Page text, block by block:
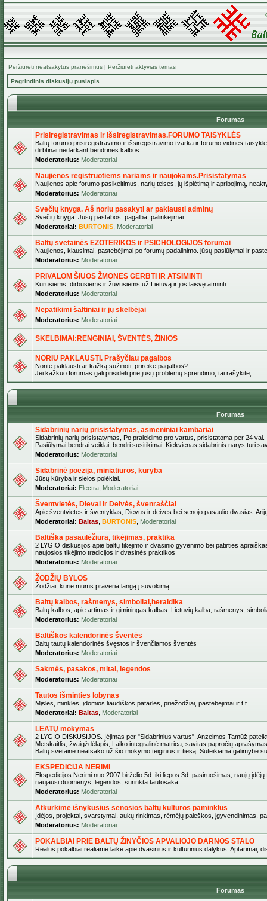
Peržiūrėti neatsakytus pranešimus | Peržiūrėti aktyvias temas
Pagrindinis diskusijų puslapis
Forumas
Prisiregistravimas ir išsiregistravimas.FORUMO TAISYKLĖS
Baltų forumo prisiregistravimo ir išsiregistravimo tvarka ir forumo vidinės
dirbtinai nedarkant bendrinės kalbos.
Moderatorius: Moderatoriai
Naujienos registruotiems nariams ir naujokams.Prisistatymas
Naujienos apie forumo pasikeitimus, narių teises, jų išplėtimą ir apribojimą,
Moderatorius: Moderatoriai
Svečių knyga. Aš noriu pasakyti ar paklausti adminų
Svečių knyga. Jūsų pastabos, pagalba, palinkėjimai.
Moderatoriai: BURTONIS Moderatoriai
Baltų svetainės EZOTERIKOS ir PSICHOLOGIJOS forumai
Naujienos, klausimai, pastebėjimai po forumų padalinimo. jūsų pasiūlymai ir
Moderatorius: Moderatoriai
PRIVALOM ŠIUOS ŽMONES GERBTI IR ATSIMINTI
Kurusiems, dirbusiems ir žuvusiems už Lietuvą ir jos laisvę atminti.
Moderatorius: Moderatoriai
Nepatikimi šaltiniai ir jų skelbėjai
Moderatorius: Moderatoriai
SKELBIMAI:RENGINIAI, ŠVENTĖS, ŽINIOS
NORIU PAKLAUSTI. Prašyčiau pagalbos
Norite paklausti ar kažką sužinoti, prireikė pagalbos?
Jei kažkuo forumas gali prisidėti prie jūsų problemų sprendimo, tai rašykite,
Forumas
Sidabrinių narių prisistatymas, asmeniniai kambariai
Sidabrinių narių prisistatymas, Po praleidimo pro vartus, prisistatoma per 24 val.
Pasiūlymai bendrai veiklai, bendri susitikimai. Kiekvienas sidabrinis narys turi
Moderatorius: Moderatoriai
Sidabrinė poezija, miniatiūros, kūryba
Jūsų kūryba ir sielos polėkiai.
Moderatoriai: Electra Moderatoriai
Šventvietės, Dievai ir Deivės, švenraščiai
Apie šventvietes ir šventyklas, Dievus ir deives bei senojo pasaulio dvasias.
Moderatoriai: Baltas BURTONIS Moderatoriai
Baltiška pasaulėžiūra, tikėjimas, praktika
2 LYGIO diskusijos apie baltų tikėjimo ir dvasinio gyvenimo bei patirties
naujosios tikėjimo tradicijos ir dvasinės praktikos
Moderatorius: Moderatoriai
ŽODŽIŲ BYLOS
Žodžiai, kurie mums praveria langą į suvokimą
Baltų kalbos, rašmenys, simboliai,heraldika
Baltų kalbos, apie artimas ir giminingas kalbas. Lietuvių kalba, rašmenys,
Moderatorius: Moderatoriai
Baltiškos kalendorinės šventės
Baltų tautų kalendorinės švęstos ir švenčiamos šventės
Moderatorius: Moderatoriai
Sakmės, pasakos, mitai, legendos
Moderatorius: Moderatoriai
Tautos išminties lobynas
Mįslės, minklės, įdomios liaudiškos patarlės, priežodžiai, pastebėjimai ir t.t.
Moderatoriai: Baltas Moderatoriai
LEATŲ mokymas
2 LYGIO DISKUSIJOS. Įėjimas per "Sidabrinius vartus". Anzelmos Tamūž
Metskaitlis, žvaigždėlapis, Laiko integralinė matrica, savitas papročių
Baltų svetainė neatsako už šio mokymo teiginius ir tiesą. Suteikiama galimybė
EKSPEDICIJA NERIMI
Ekspedicijos Nerimi nuo 2007 birželio 5d. iki liepos 3d. pasiruošimas, naujų
naujausi duomenys, legendos, surinkta tautosaka.
Moderatorius: Moderatoriai
Atkurkime išnykusius senosios baltų kultūros paminklus
Įdėjos, projektai, svarstymai, aukų rinkimas, rėmėjų paieškos, įgyvendinimas,
Moderatorius: Moderatoriai
POKALBIAI PRIE BALTŲ ŽINYČIOS APVALIOJO DARNOS STALO
Realūs pokalbiai realiame laike apie dvasinius ir kultūrinius dalykus. Aptarimai,
Forumas